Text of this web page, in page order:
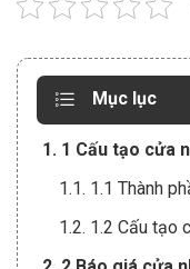
Mục lục
1. 1 Cấu tạo cửa
1.1. 1.1 Thành
1.2. 1.2 Cấu tạo